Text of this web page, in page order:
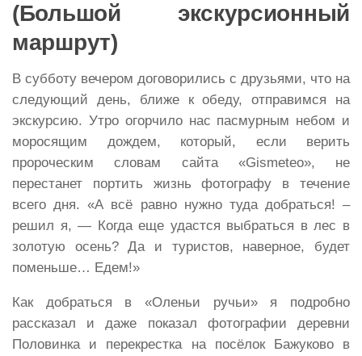
(Большой экскурсионный
маршрут)
В субботу вечером договорились с друзьями, что на
следующий день, ближе к обеду, отправимся на
экскурсию. Утро огорчило нас пасмурным небом и
моросящим дождем, который, если верить
пророческим словам сайта «Gismeteo», не
перестанет портить жизнь фотографу в течение
всего дня. «А всё равно нужно туда добраться! –
решил я, — Когда еще удастся выбраться в лес в
золотую осень? Да и туристов, наверное, будет
поменьше… Едем!»
Как добраться в «Оленьи ручьи» я подробно
рассказал и даже показал фотографии деревни
Половинка и перекрестка на посёлок Бажуково в